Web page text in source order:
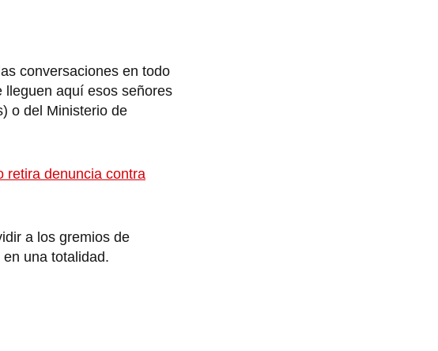
conversaciones en todo
lleguen aquí esos señores
o del Ministerio de
retira denuncia contra
a los gremios de
una totalidad.